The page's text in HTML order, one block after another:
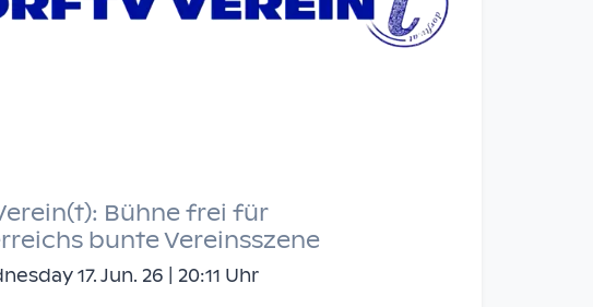
Bühne frei für
bunte Vereinsszene
17. Jun. 26 | 20:11 Uhr